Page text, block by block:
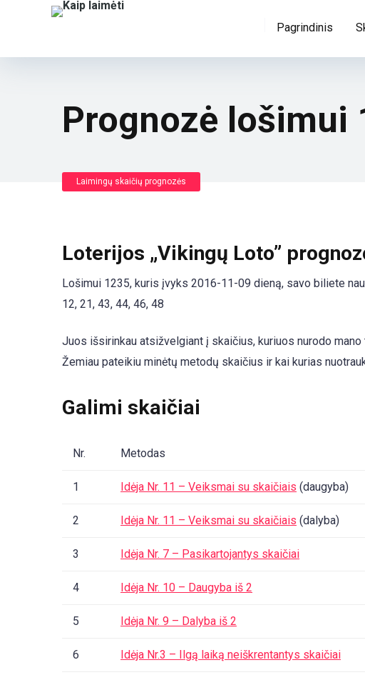
Pagrindinis
Prognozė lošimui
Laimingų skaičių prognozės
Loterijos „Vikingų Loto”
Lošimui 1235, kuris įvyks 2016-11-09 dieną, savo biliete
12, 21, 43, 44, 46, 48
Juos išsirinkau atsižvelgiant į skaičius, kuriuos nurodo mano
Žemiau pateikiu minėtų metodų skaičius ir kai kurias
Galimi skaičiai
Nr. Metodas
1 Idėja Nr. 11 – Veiksmai su skaičiais (daugyba)
2 Idėja Nr. 11 – Veiksmai su skaičiais (dalyba)
3 Idėja Nr. 7 – Pasikartojantys skaičiai
4 Idėja Nr. 10 – Daugyba iš 2
5 Idėja Nr. 9 – Dalyba iš 2
6 Idėja Nr.3 – Ilgą laiką neiškrentantys skaičiai